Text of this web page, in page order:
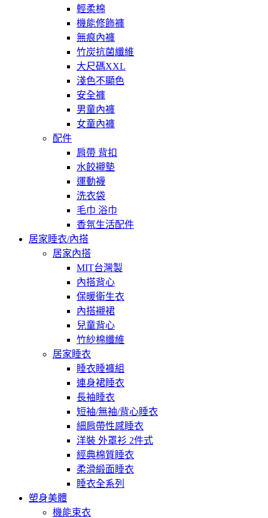
輕柔棉
機能修飾褲
無痕內褲
竹炭抗菌纖維
大尺碼XXL
淺色不顯色
安全褲
男童內褲
女童內褲
配件
肩帶 背扣
水餃襯墊
運動襪
洗衣袋
毛巾 浴巾
香氛生活配件
居家睡衣/內搭
居家內搭
MIT台灣製
內搭背心
保暖衛生衣
內搭襯裙
兒童背心
竹紗棉纖維
居家睡衣
睡衣睡褲組
連身裙睡衣
長袖睡衣
短袖/無袖/背心睡衣
細肩帶性感睡衣
洋裝 外罩衫 2件式
經典棉質睡衣
柔滑緞面睡衣
睡衣全系列
塑身美體
機能束衣